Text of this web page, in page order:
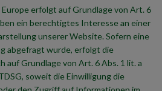
erfolgt auf Grundlage von Art. 6
ein berechtigtes Interesse an einer
unserer Website. Sofern eine
abgefragt wurde, erfolgt die
auf Grundlage von Art. 6 Abs. 1 lit. a
soweit die Einwilligung die